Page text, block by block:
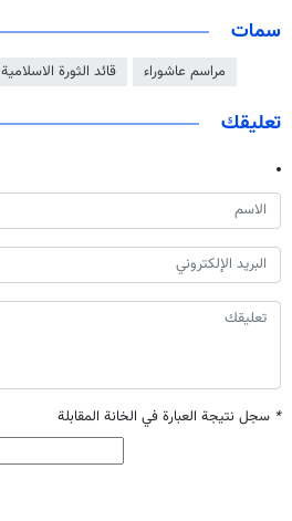
سمات
مراسم عاشوراء قائد الثورة الاسلامية
تعليقك
* سجل نتيجة العبارة في الخانة المقابلة